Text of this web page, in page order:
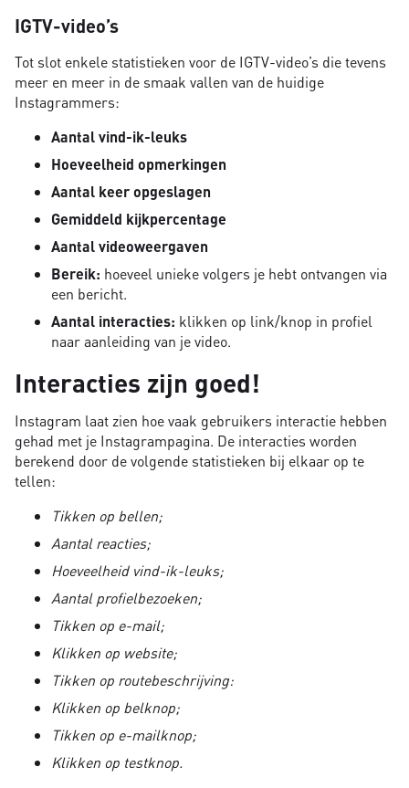
IGTV-video’s
Tot slot enkele statistieken voor de IGTV-video’s die tevens
meer en meer in de smaak vallen van de huidige
Instagrammers:
Aantal vind-ik-leuks
Hoeveelheid opmerkingen
Aantal keer opgeslagen
Gemiddeld kijkpercentage
Aantal videoweergaven
Bereik: hoeveel unieke volgers je hebt ontvangen via
een bericht.
Aantal interacties: klikken op link/knop in profiel
naar aanleiding van je video.
Interacties zijn goed!
Instagram laat zien hoe vaak gebruikers interactie hebben
gehad met je Instagrampagina. De interacties worden
berekend door de volgende statistieken bij elkaar op te
tellen:
Tikken op bellen;
Aantal reacties;
Hoeveelheid vind-ik-leuks;
Aantal profielbezoeken;
Tikken op e-mail;
Klikken op website;
Tikken op routebeschrijving:
Klikken op belknop;
Tikken op e-mailknop;
Klikken op testknop.